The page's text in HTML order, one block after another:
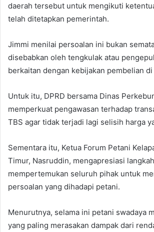
daerah tersebut untuk mengikuti
telah ditetapkan pemerintah.
Jimmi menilai persoalan ini bukan
disebabkan oleh tengkulak atau
berkaitan dengan kebijakan pembelian
Untuk itu, DPRD bersama Dinas
memperkuat pengawasan terhadap
TBS agar tidak terjadi lagi selisih harga
Sementara itu, Ketua Forum Petani
Timur, Nasruddin, mengapresiasi
mempertemukan seluruh pihak untuk
persoalan yang dihadapi petani.
Menurutnya, selama ini petani swadaya
yang paling merasakan dampak dari